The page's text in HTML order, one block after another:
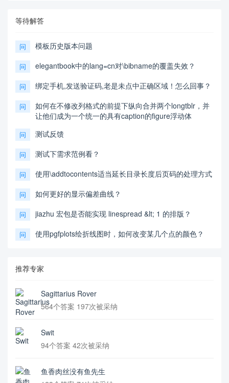
等待解答
问 模板历史版本问题
问 elegantbook中的lang=cn对\bibname的覆盖失效？
问 绑定手机,发送验证码,老是未点中正确区域！怎么回事？
问
如何在不修改列格式的前提下纵向合并两个longtblr，并
让他们成为一个统一的具有caption的figure浮动体
问 测试反馈
问 测试下需求范例看？
问 使用\addtocontents适当延长目录长度后页码的处理方式
问 如何更好的显示偏差曲线？
问 jiazhu 宏包是否能实现 linespread &lt; 1 的排版？
问 使用pgfplots绘折线图时，如何改变某几个点的颜色？
推荐专家
Sagittarius Rover
564个答案 197次被采纳
Swit
94个答案 42次被采纳
鱼香肉丝没有鱼先生